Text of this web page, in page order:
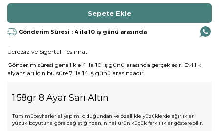
Gönderim Süresi : 4 ila 10 iş günü arasında
Ücretsiz ve Sigortalı Teslimat
Gönderim süresi genellikle 4 ila 10 iş günü arasında gerçekleşir. Evlilik
alyansları için bu süre 7 ila 14 iş günü arasındadır.
1.58gr 8 Ayar Sarı Altın
Tüm mücevherler el yapımı olduğundan ve özellikle yüzüklerde ağırlıklar
yüzük boyutuna göre değiştiğinden, nihai ürün küçük farklılıklar gösterebilir.